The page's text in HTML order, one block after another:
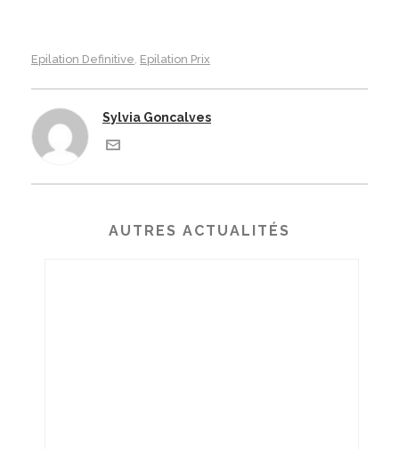
Epilation Definitive Epilation Prix
Sylvia Goncalves
AUTRES ACTUALITÉS